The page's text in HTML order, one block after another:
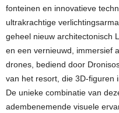
fonteinen en innovatieve
ultrakrachtige
geheel nieuw architectonisch
en een vernieuwd, immersief
drones, bediend door
van het resort, die 3D-figuren
De unieke combinatie van
adembenemende visuele